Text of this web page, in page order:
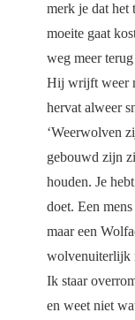
merk je dat het
moeite gaat
weg meer terug
Hij wrijft weer
hervat alweer
‘Weerwolven
gebouwd zijn
houden. Je
doet. Een
maar een
wolvenuiterlijk
Ik staar
en weet niet